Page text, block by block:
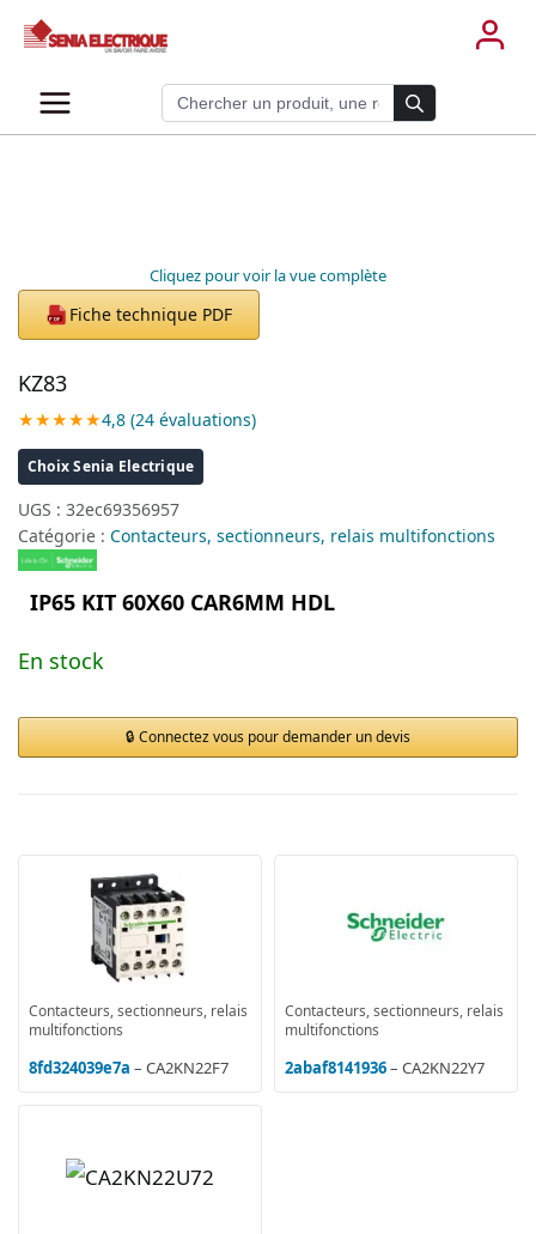
Aller
contenu
Recherche de produits
Cliquez pour voir la vue complète
PDF Fiche technique PDF
KZ83
★★★★★4,8 (24 évaluations)
Choix Senia Electrique
UGS : 32ec69356957
Catégorie : Contacteurs, sectionneurs, relais multifonctions
IP65 KIT 60X60 CAR6MM HDL
En stock
Connectez vous pour demander un devis
Contacteurs, sectionneurs, relais
multifonctions
8fd324039e7a – CA2KN22F7
Contacteurs, sectionneurs, relais
multifonctions
2abaf8141936– CA2KN22Y7